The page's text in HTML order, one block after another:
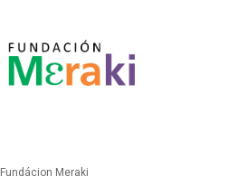
Fundácion Meraki